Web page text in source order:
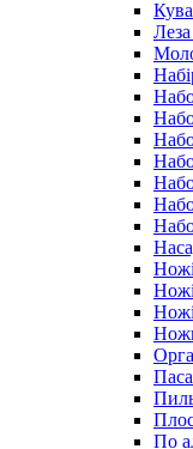
Ножі
По